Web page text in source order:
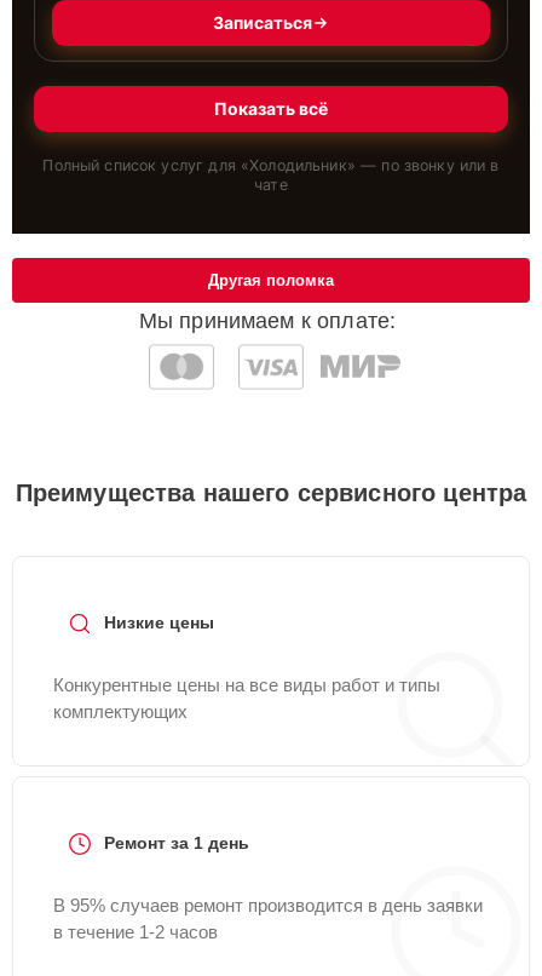
Записаться
Показать всё
Полный список услуг для «Холодильник» — по звонку или в
чате
Мы принимаем к оплате:
Другая поломка
Преимущества нашего сервисного центра
Низкие цены
Конкурентные цены на все виды работ и типы
комплектующих
Ремонт за 1 день
В 95% случаев ремонт производится в день заявки
в течение 1-2 часов